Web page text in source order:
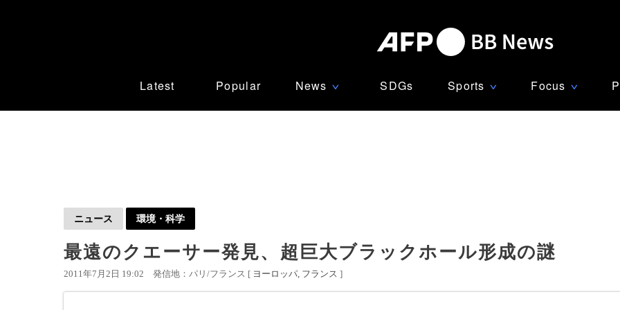
Latest Popular News ∨ SDGs Sports ∨ Focus ∨
ニュース 環境・科学
最遠のクエーサー発見、超巨大ブラックホール形成の謎
2011年7月2日 19:02 発信地：パリ/フランス [ ヨーロッパ フランス ]